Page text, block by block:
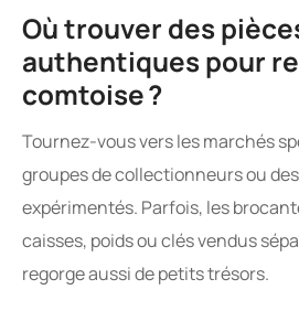
Où trouver des
authentiques pour
comtoise ?
Tournez-vous vers les marchés
groupes de collectionneurs ou
expérimentés. Parfois, les
caisses, poids ou clés vendus
regorge aussi de petits trésors.